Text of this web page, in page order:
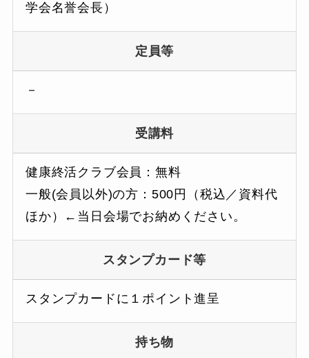
学会名誉会長）
定員等
－
受講料
健康終活クラブ会員：無料
一般(会員以外)の方：500円（税込／資料代
ほか）←当日会場でお納めください。
スタンプカード等
スタンプカードに１ポイント進呈
持ち物